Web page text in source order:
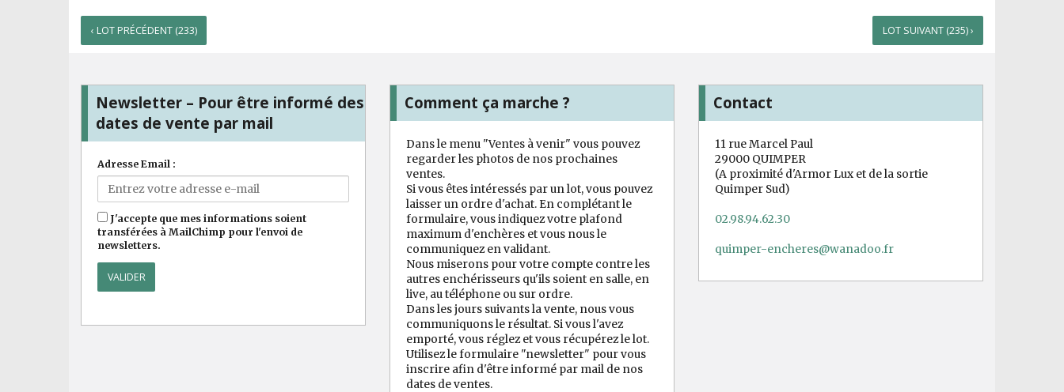
‹ LOT PRÉCÉDENT (233) LOT SUIVANT (235) ›
Newsletter – Pour être informé des
dates de vente par mail
Adresse Email :
J'accepte que mes informations soient
transférées à MailChimp pour l'envoi de
newsletters.
Comment ça marche ?
Dans le menu "Ventes à venir" vous pouvez
regarder les photos de nos prochaines
ventes.
Si vous êtes intéressés par un lot, vous pouvez
laisser un ordre d'achat. En complétant le
formulaire, vous indiquez votre plafond
maximum d'enchères et vous nous le
communiquez en validant.
Nous miserons pour votre compte contre les
autres enchérisseurs qu'ils soient en salle, en
live, au téléphone ou sur ordre.
Dans les jours suivants la vente, nous vous
communiquons le résultat. Si vous l'avez
emporté, vous réglez et vous récupérez le lot.
Utilisez le formulaire "newsletter" pour vous
inscrire afin d'être informé par mail de nos
dates de ventes.
Contact
11 rue Marcel Paul
29000 QUIMPER
(A proximité d'Armor Lux et de la sortie
Quimper Sud)
02.98.94.62.30
quimper-encheres@wanadoo.fr